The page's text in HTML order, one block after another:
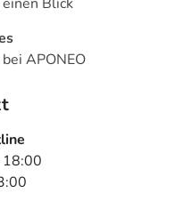
APONEO